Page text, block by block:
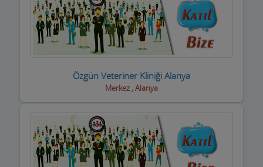
Oto Aksesuar Firmaları
Oto Boya Firmaları
Oto Döşemeciler
Oto Galeriler
Oto Kaportacılar
Oto Klima ve Elektrikciler
Özgün Veteriner Kliniği Alanya
Merkez , Alanya